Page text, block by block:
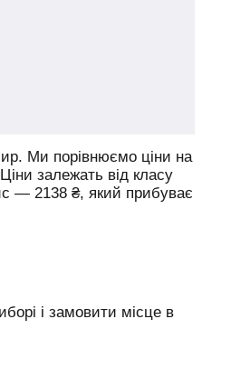
Ми порівнюємо ціни на
залежать від класу
— 2138 ₴, який прибуває